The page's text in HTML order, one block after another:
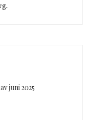
juni 2025